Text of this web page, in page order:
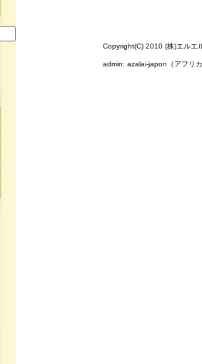
Copyright(C) 2010 (株)エルエ
admin: azalai-japon（アフリカ